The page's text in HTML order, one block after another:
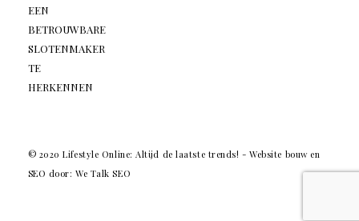
EEN
BETROUWBARE
SLOTENMAKER
TE
HERKENNEN
© 2020 Lifestyle Online: Altijd de laatste trends! -Website bouw en
SEO door: We Talk SEO